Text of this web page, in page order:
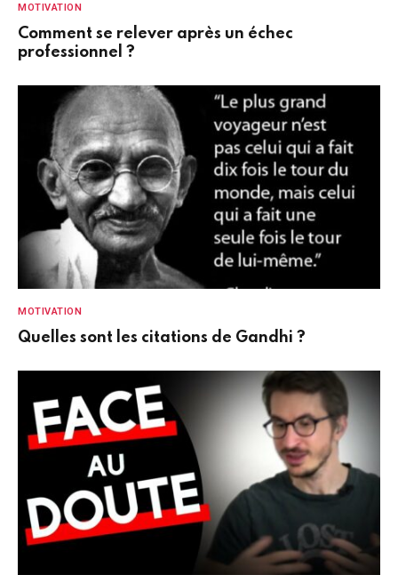
MOTIVATION
Comment se relever après un échec
professionnel ?
MOTIVATION
Quelles sont les citations de Gandhi ?